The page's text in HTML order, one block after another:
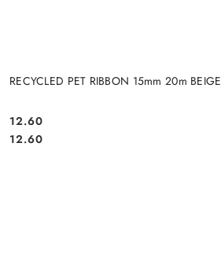
RECYCLED PET RIBBON 15mm 20m BEIGE
Cena:
12.60
Cena:
12.60